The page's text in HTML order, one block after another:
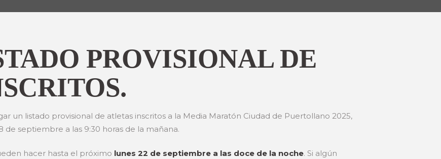
PROVISIONAL DE
un listado provisional de atletas inscritos a la Media Maratón Ciudad de Puertollano 2025,
septiembre a las 9:30 horas de la mañana.
hacer hasta el próximo lunes 22 de septiembre a las doce de la noche. Si algún